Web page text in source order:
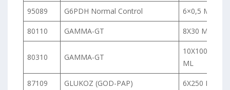
95089 G6PDH Normal Control 6×0,5 ML
80110 GAMMA-GT 8X30 ML
80310 GAMMA-GT
10X100
ML
87109 GLUKOZ (GOD-PAP) 6X250 ML